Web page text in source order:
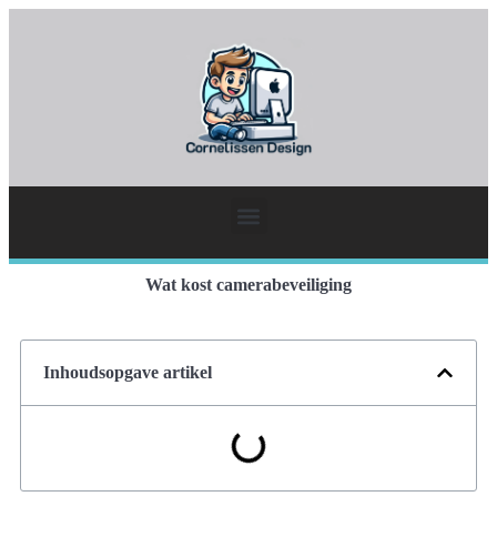
Wat kost camerabeveiliging
Inhoudsopgave artikel